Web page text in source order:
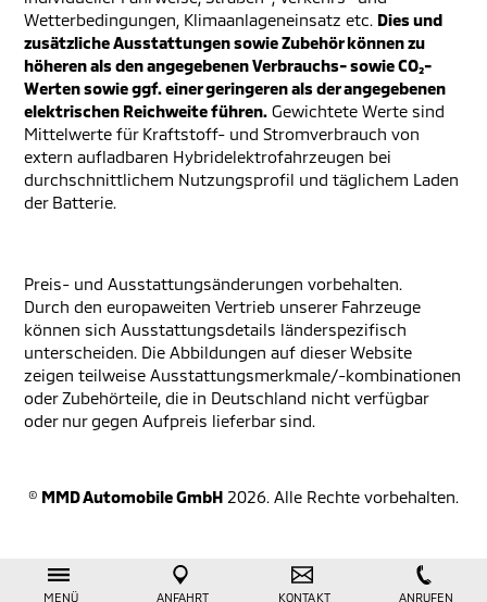
MENÜ ANFAHRT KONTAKT ANRUFEN
Wetterbedingungen, Klimaanlageneinsatz etc. Dies und
zusätzliche Ausstattungen sowie Zubehör können zu
höheren als den angegebenen Verbrauchs- sowie CO₂-
Werten sowie ggf. einer geringeren als der angegebenen
elektrischen Reichweite führen. Gewichtete Werte sind
Mittelwerte für Kraftstoff- und Stromverbrauch von
extern aufladbaren Hybridelektrofahrzeugen bei
durchschnittlichem Nutzungsprofil und täglichem Laden
der Batterie.
Preis- und Ausstattungsänderungen vorbehalten.
Durch den europaweiten Vertrieb unserer Fahrzeuge
können sich Ausstattungsdetails länderspezifisch
unterscheiden. Die Abbildungen auf dieser Website
zeigen teilweise Ausstattungsmerkmale/-kombinationen
oder Zubehörteile, die in Deutschland nicht verfügbar
oder nur gegen Aufpreis lieferbar sind.
© MMD Automobile GmbH 2026. Alle Rechte vorbehalten.